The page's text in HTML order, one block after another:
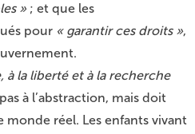
»; et que les
pour « garantir ces droits »,
à la liberté et à la recherche
à l’abstraction, mais doit
monde réel. Les enfants vivant